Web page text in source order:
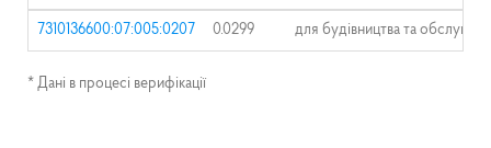
7310136600:07:005:0207 0.0299 для будівництва та
* Дані в процесі верифікації